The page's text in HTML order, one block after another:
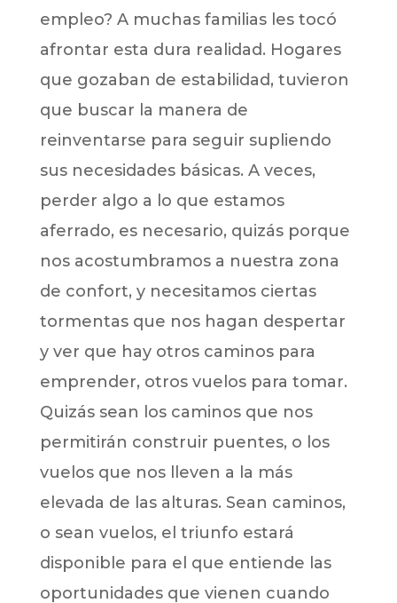
empleo? A muchas familias les tocó
afrontar esta dura realidad. Hogares
que gozaban de estabilidad, tuvieron
que buscar la manera de
reinventarse para seguir supliendo
sus necesidades básicas. A veces,
perder algo a lo que estamos
aferrado, es necesario, quizás porque
nos acostumbramos a nuestra zona
de confort, y necesitamos ciertas
tormentas que nos hagan despertar
y ver que hay otros caminos para
emprender, otros vuelos para tomar.
Quizás sean los caminos que nos
permitirán construir puentes, o los
vuelos que nos lleven a la más
elevada de las alturas. Sean caminos,
o sean vuelos, el triunfo estará
disponible para el que entiende las
oportunidades que vienen cuando